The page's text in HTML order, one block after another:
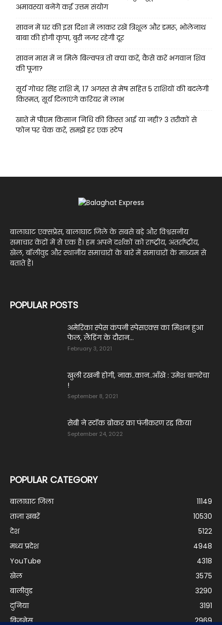
अमावस्या बनेंगे कई उत्तम संयोग
सावन में घर की इस दिशा में लाकर रखें त्रिशूल और डमरू, भोलेनाथ
बाबा की होगी कृपा, बुरी नजर रहेगी दूर
सावन मास में न मिले बिल्वपत्र तो क्या करें, कैसे करें भगवान शिव
की पूजा?
सूर्य गोचर सिंह राशि में, 17 अगस्त से मेष सहित 5 राशियों की बदलेगी
किस्मत, सूर्य दिलाएंगे करियर में लाभ
खाते में पीएम किसान निधि की किस्त आई या नहीं? 3 तरीकों से
फोन पर चेक करें, समझें हर एक स्टेप
बालाघाट एक्सप्रेस, बालाघाट जिले के सबसे बड़े और विश्वसनीय
समाचार केंद्रों में से एक है। हम अपने दर्शकों को राष्ट्रीय, अंतर्राष्ट्रीय,
खेल, बॉलीवुड और स्थानीय समाचारों के बारे में समाचारों के माध्यम से
बताते हैं।
POPULAR POSTS
अमेरिका स्पेस कंपनी स्पेसएक्स का मिशन हुआ
फेल, लैंडिंग के दौरान...
February 3, 2021
खुली रखनी होगी, नाक..कान..आँखे : उमेश बागरेचा
!
September 8, 2021
सेबी ने स्टॉक ब्रोकर का पंजीकरण रद्द किया
September 24, 2022
POPULAR CATEGORY
बालाघाट जिला
11149
ताज़ा ख़बरें
10530
देश
5122
मध्य प्रदेश
4948
YouTube
4318
खेल
3575
बालीवुड
3290
दुनिया
3191
बिजनेस
2969